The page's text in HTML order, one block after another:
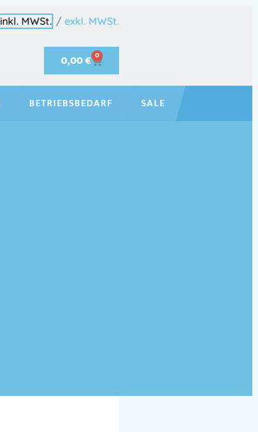
inkl. MWSt. / exkl. MWSt.
0,00€ 0
BETRIEBSBEDARF SALE